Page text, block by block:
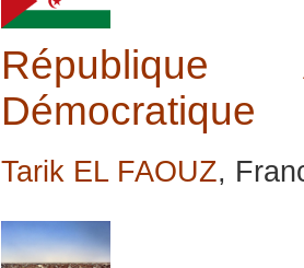
République
Démocratique
Tarik EL FAOUZ,